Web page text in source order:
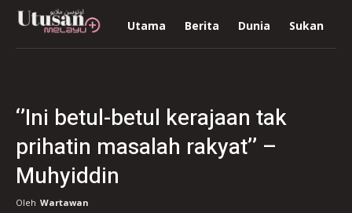
Utama Berita Dunia Sukan
‘’Ini betul-betul kerajaan tak
prihatin masalah rakyat’’ –
Muhyiddin
Oleh Wartawan